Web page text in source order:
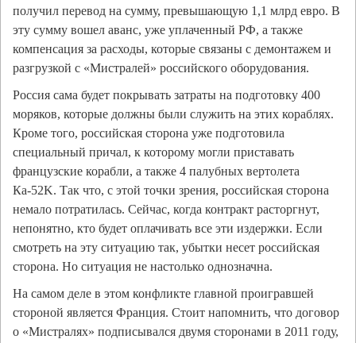
получил перевод на сумму, превышающую 1,1 млрд евро. В
эту сумму вошел аванс, уже уплаченный РФ, а также
компенсация за расходы, которые связаны с демонтажем и
разгрузкой с «Мистралей» российского оборудования.
Россия сама будет покрывать затраты на подготовку 400
моряков, которые должны были служить на этих кораблях.
Кроме того, российская сторона уже подготовила
специальный причал, к которому могли приставать
французские корабли, а также 4 палубных вертолета
Ка-52K. Так что, с этой точки зрения, российская сторона
немало потратилась. Сейчас, когда контракт расторгнут,
непонятно, кто будет оплачивать все эти издержки. Если
смотреть на эту ситуацию так, убытки несет российская
сторона. Но ситуация не настолько однозначна.
На самом деле в этом конфликте главной проигравшей
стороной является Франция. Стоит напомнить, что договор
о «Мистралях» подписывался двумя сторонами в 2011 году,